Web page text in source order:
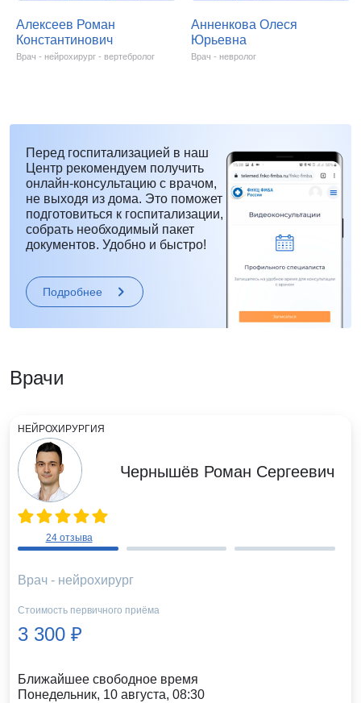
Алексеев Роман
Константинович
Врач - нейрохирург - вертебролог
Анненкова Олеся
Юрьевна
Врач - невролог
Перед госпитализацией в наш
Центр рекомендуем получить
онлайн-консультацию с врачом,
не выходя из дома. Это поможет
подготовиться к госпитализации,
собрать необходимый пакет
документов. Удобно и быстро!
Подробнее
Врачи
НЕЙРОХИРУРГИЯ
24 отзыва
Чернышёв Роман Сергеевич
Врач - нейрохирург
Стоимость первичного приёма
3 300 ₽
Ближайшее свободное время
Понедельник, 10 августа, 08:30